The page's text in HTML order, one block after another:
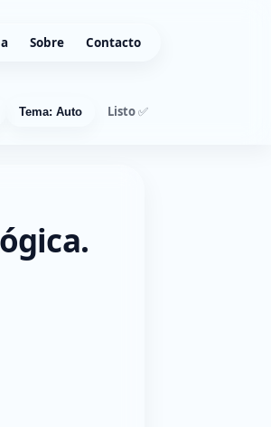
Sobre Contacto
Tema: Auto Listo ✅